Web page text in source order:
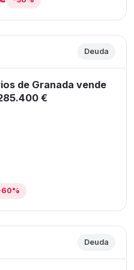
Deuda
de Granada vende
€
Deuda